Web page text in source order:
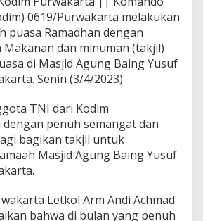
0619/Purwakarta melakukan
puasa Ramadhan dengan
dan minuman (takjil)
di Masjid Agung Baing Yusuf
Senin (3/4/2023).
TNI dari Kodim
penuh semangat dan
bagikan takjil untuk
Masjid Agung Baing Yusuf
Letkol Arm Andi Achmad
bahwa di bulan yang penuh